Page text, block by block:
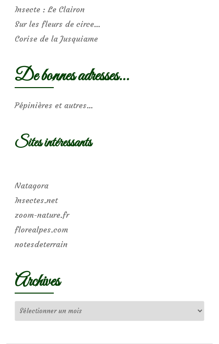
Insecte : Le Clairon
Sur les fleurs de circe…
Corise de la Jusquiame
De bonnes adresses…
Pépinières et autres…
Sites intéressants
Natagora
Insectes.net
zoom-nature.fr
florealpes.com
notesdeterrain
Archives